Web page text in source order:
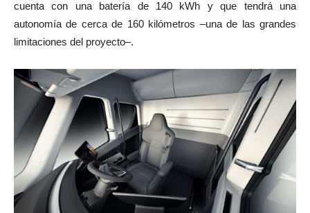
cuenta con una batería de 140 kWh y que tendrá una
autonomía de cerca de 160 kilómetros –una de las grandes
limitaciones del proyecto–.